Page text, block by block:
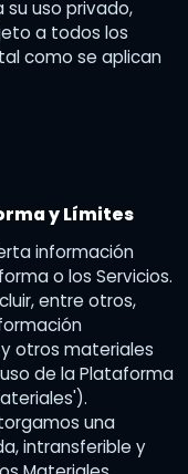
su uso privado,
a todos los
como se aplican
y Límites
información
o los Servicios.
entre otros,
otros materiales
de la Plataforma
una
intransferible y